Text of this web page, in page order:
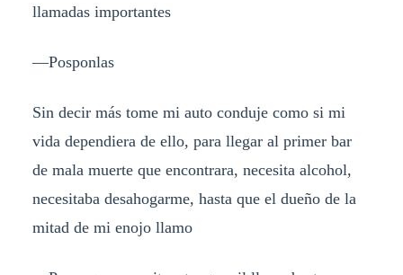
llamadas importantes
—Posponlas
Sin decir más tome mi auto conduje como si mi
vida dependiera de ello, para llegar al primer bar
de mala muerte que encontrara, necesita alcohol,
necesitaba desahogarme, hasta que el dueño de la
mitad de mi enojo llamo